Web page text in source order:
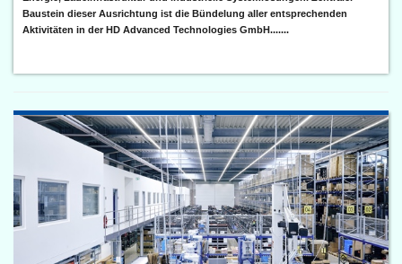
Baustein dieser Ausrichtung ist die Bündelung aller entsprechenden
Aktivitäten in der HD Advanced Technologies GmbH.......